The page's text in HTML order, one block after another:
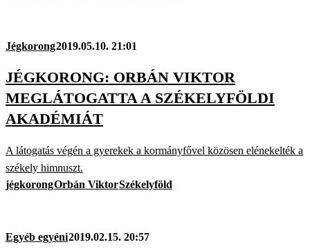
Jégkorong2019.05.10. 21:01
JÉGKORONG: ORBÁN VIKTOR
MEGLÁTOGATTA A SZÉKELYFÖLDI
AKADÉMIÁT
A látogatás végén a gyerekek a kormányfővel közösen elénekelték a
székely himnuszt.
jégkorongOrbán ViktorSzékelyföld
Egyéb egyéni2019.02.15. 20:57